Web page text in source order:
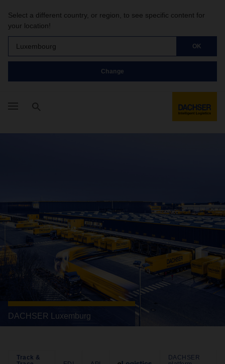
Select a different country, or region, to see specific content for
your location!
Luxembourg OK
Change
DACHSER Luxemburg
Track &
DACHSER